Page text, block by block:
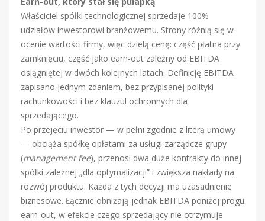
Właściciel spółki technologicznej sprzedaje 100%
udziałów inwestorowi branżowemu. Strony różnią się w
ocenie wartości firmy, więc dzielą cenę: część płatna przy
zamknięciu, część jako earn-out zależny od EBITDA
osiągniętej w dwóch kolejnych latach. Definicję EBITDA
zapisano jednym zdaniem, bez przypisanej polityki
rachunkowości i bez klauzul ochronnych dla
sprzedającego.
Po przejęciu inwestor — w pełni zgodnie z literą umowy
— obciąża spółkę opłatami za usługi zarządcze grupy
(management fee), przenosi dwa duże kontrakty do innej
spółki zależnej „dla optymalizacji” i zwiększa nakłady na
rozwój produktu. Każda z tych decyzji ma uzasadnienie
biznesowe. Łącznie obniżają jednak EBITDA poniżej progu
earn-out, w efekcie czego sprzedający nie otrzymuje